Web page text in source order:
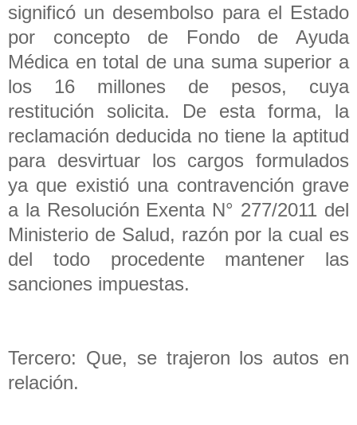
significó un desembolso para el Estado
por concepto de Fondo de Ayuda
Médica en total de una suma superior a
los 16 millones de pesos, cuya
restitución solicita. De esta forma, la
reclamación deducida no tiene la aptitud
para desvirtuar los cargos formulados
ya que existió una contravención grave
a la Resolución Exenta N° 277/2011 del
Ministerio de Salud, razón por la cual es
del todo procedente mantener las
sanciones impuestas.
Tercero: Que, se trajeron los autos en
relación.